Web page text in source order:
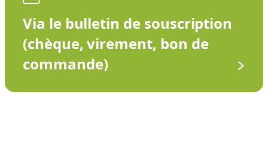
Via le bulletin de souscription
(chèque, virement, bon de
commande)